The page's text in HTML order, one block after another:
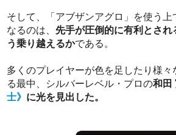
そして、「アブザンアグロ」を使う上
なるのは、 先手が圧倒的に有利とさ
う乗り越えるかである。
多くのプレイヤーが色を足したり様
る最中、シルバーレベル・プロの和田
士》 に光を見出した。